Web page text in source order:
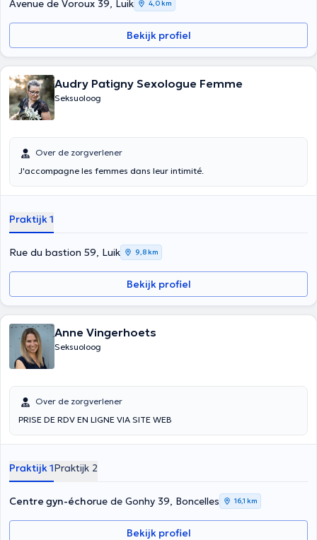
Avenue de Voroux 39, Luik 4,0 km
Bekijk profiel
Audry Patigny Sexologue Femme
Seksuoloog
Over de zorgverlener
J'accompagne les femmes dans leur intimité.
Praktijk 1
Rue du bastion 59, Luik 9,8 km
Bekijk profiel
Anne Vingerhoets
Seksuoloog
Over de zorgverlener
PRISE DE RDV EN LIGNE VIA SITE WEB
Praktijk 1Praktijk 2
Centre gyn-échorue de Gonhy 39, Boncelles 16,1 km
Bekijk profiel